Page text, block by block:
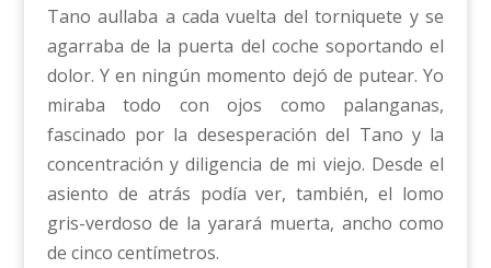
Tano aullaba a cada vuelta del torniquete y se
agarraba de la puerta del coche soportando el
dolor. Y en ningún momento dejó de putear. Yo
miraba todo con ojos como palanganas,
fascinado por la desesperación del Tano y la
concentración y diligencia de mi viejo. Desde el
asiento de atrás podía ver, también, el lomo
gris-verdoso de la yarará muerta, ancho como
de cinco centímetros.